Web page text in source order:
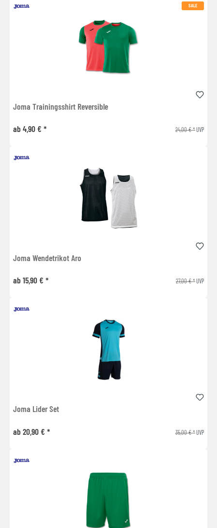
SALE
Joma Trainingsshirt Reversible
ab 4,90 € * 24,00 € *UVP
Joma Wendetrikot Aro
ab 15,90 € * 27,00 € *UVP
Joma Lider Set
ab 20,90 € * 35,00 € *UVP